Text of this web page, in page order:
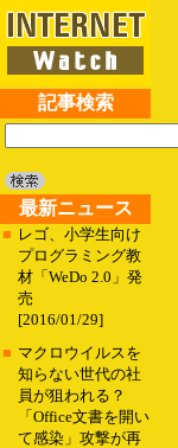
記事検索
最新ニュース
■ レゴ、小学生向け
プログラミング教
材「WeDo 2.0」発
売
[2016/01/29]
■ マクロウイルスを
知らない世代の社
員が狙われる？
「Office文書を開い
て感染」攻撃が再